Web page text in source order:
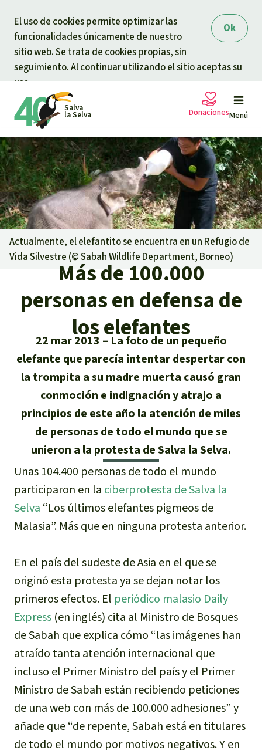
Ok
El uso de cookies permite optimizar las
funcionalidades únicamente de nuestro
sitio web. Se trata de cookies propias, sin
seguimiento. Al continuar utilizando el sitio aceptas su
uso.
Salva
la Selva Menú
Peticiones
Proyectos
Informaciones
Informaciones
Éxitos y Noticias
Suscribirme al boletín
Prensa
Banners Salva la Selva
Widget Salva la Selva
Agenda
Temas
Clima
Biodiversidad
Selva tropical
Derechos de la Naturaleza
Bioenergía
Agua
Minería
Agrotoxicos
Aceite de palma
REDD
Indígena
Landgrabbing
Salva la Selva
Salva la Selva
Acerca de Salva la Selva
40 años Salva la Selva
En los Medios
FAQ
Transparencia
Contacto
Búsqueda
Español
Deutsch
English
Français
Italiano
Português
Donaciones
Tu donación ayuda
Donación general
Urgen donaciones
Certificados de donación
Preguntas y Respuestas
Donar para un tema
Bienestar animal
Defensa de la selva
selva
Donar para una región
Sudeste de Asia
África
Latinoamérica
Actualmente, el elefantito se encuentra en un Refugio de
Vida Silvestre (©Sabah Wildlife Department, Borneo)
Más de 100.000
personas en defensa de
los elefantes
22 mar 2013
La foto de un pequeño
elefante que parecía intentar despertar con
la trompita a su madre muerta causó gran
conmoción e indignación y atrajo a
principios de este año la atención de miles
de personas de todo el mundo que se
unieron a la protesta de Salva la Selva.
Unas 104.400 personas de todo el mundo
participaron en la ciberprotesta de Salva la
Selva “Los últimos elefantes pigmeos de
Malasia”. Más que en ninguna protesta anterior.
En el país del sudeste de Asia en el que se
originó esta protesta ya se dejan notar los
primeros efectos. El periódico malasio Daily
Express (en inglés) cita al Ministro de Bosques
de Sabah que explica cómo “las imágenes han
atraído tanta atención internacional que
incluso el Primer Ministro del país y el Primer
Ministro de Sabah están recibiendo peticiones
de una web con más de 100.000 adhesiones” y
añade que “de repente, Sabah está en titulares
de todo el mundo por motivos negativos. Y en